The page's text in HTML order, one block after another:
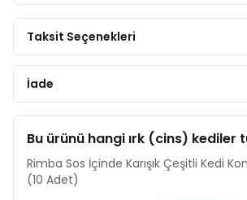
2 Adet Rimba Sos İçinde Parçalı
Konservesi 400gr
2 Adet Rimba Sos İçinde Parçalı
2 Adet Rimba Sos İçinde Parçalı
Konservesi 400gr
Taksit Seçenekleri
İade
Bu ürünü hangi ırk (cins) kediler
Rimba Sos İçinde Karışık Çeşitli Kedi
(10 Adet)